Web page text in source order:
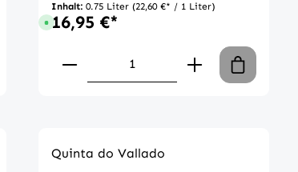
die Anzahl zu erhöhen oder
die Schaltflächen um
gewünschten Wert ein oder
Inhalt: 0.75 Liter (22,60 €* / 1 Liter)
Sofort verfügbar, Lieferzeit: 1-3 Tage
16,95 €*
Produkt Anzahl: Gib den
Quinta do Vallado